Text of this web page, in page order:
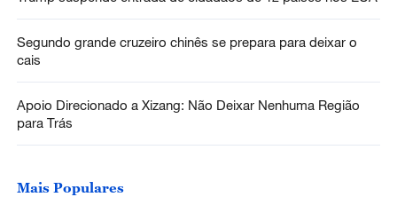
Segundo grande cruzeiro chinês se prepara para deixar o
cais
Apoio Direcionado a Xizang: Não Deixar Nenhuma Região
para Trás
Mais Populares